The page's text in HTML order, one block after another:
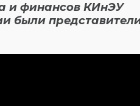
и финансов КИнЭУ
были